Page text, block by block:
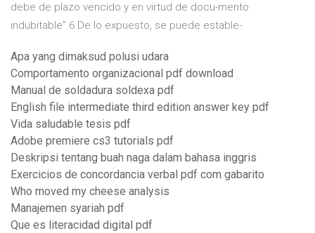
debe de plazo vencido y en virtud de docu-mento
indubitable”.6 De lo expuesto, se puede estable-
Apa yang dimaksud polusi udara
Comportamento organizacional pdf download
Manual de soldadura soldexa pdf
English file intermediate third edition answer key pdf
Vida saludable tesis pdf
Adobe premiere cs3 tutorials pdf
Deskripsi tentang buah naga dalam bahasa inggris
Exercicios de concordancia verbal pdf com gabarito
Who moved my cheese analysis
Manajemen syariah pdf
Que es literacidad digital pdf